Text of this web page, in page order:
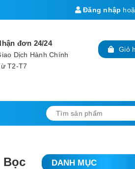
Đăng nhập
đơn 24/24
Dịch Hành Chính
T2-T7
Giỏ
Bọc
DANH MỤC